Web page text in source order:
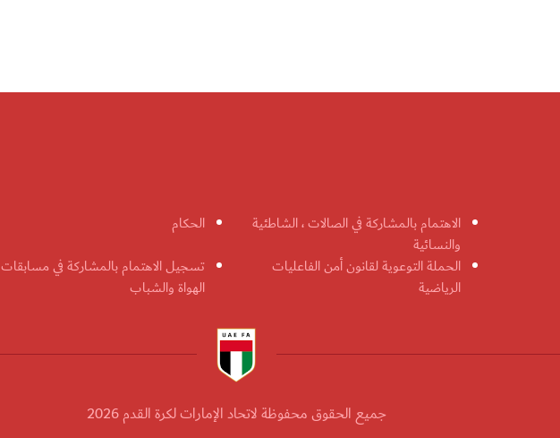
الاهتمام بالمشاركة في الصالات ، الشاطئية
والنسائية
الحكام
الحملة التوعوية لقانون أمن الفاعليات
الرياضية
تسجيل الاهتمام بالمشاركة في مسابقات
الهواة والشباب
جميع الحقوق محفوظة لاتحاد الإمارات لكرة القدم 2026